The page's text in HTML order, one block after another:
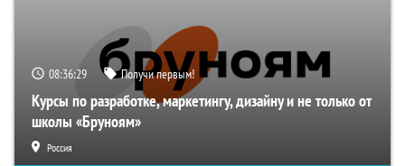
08:36:28 Получи первым!
Курсы по разработке, маркетингу, дизайну и не только от
школы «Бруноям»
Россия